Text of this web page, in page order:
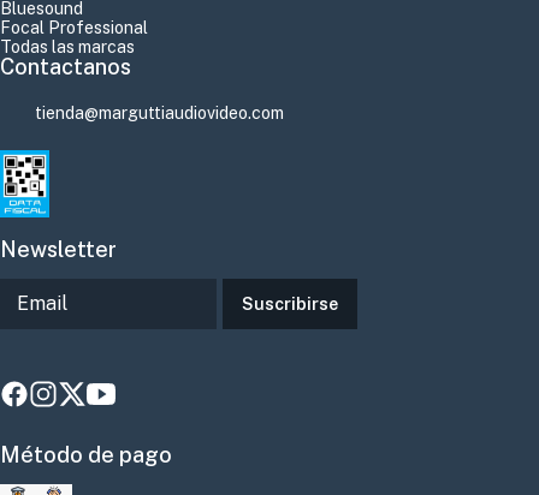
Bluesound
Focal Professional
Todas las marcas
Contactanos
tienda@marguttiaudiovideo.com
Newsletter
Suscribirse
Método de pago